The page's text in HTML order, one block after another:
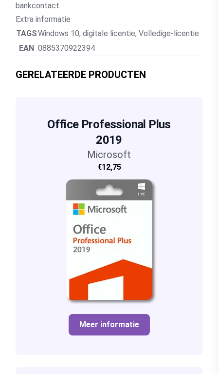
bankcontact.
Extra informatie
TAGSWindows 10, digitale licentie, Volledige-licentie
EAN 0885370922394
GERELATEERDE PRODUCTEN
Office Professional Plus
2019
Microsoft
€12,75
Meer informatie